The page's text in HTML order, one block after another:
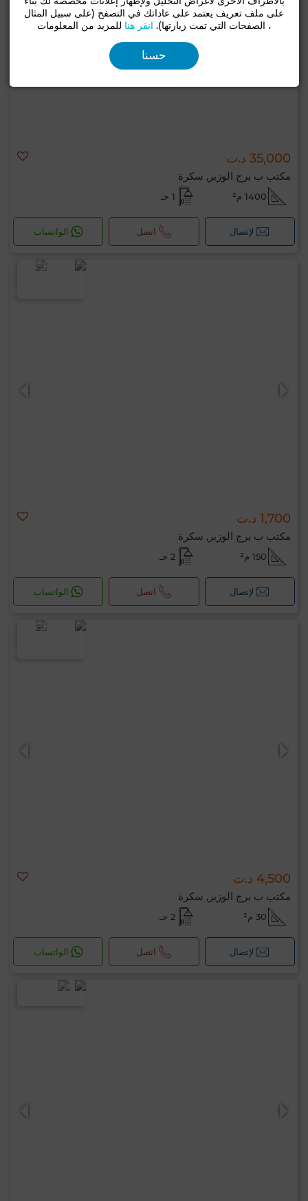
35,000 د.ت
مكتب ب برج الوزير, سكرة
1400 م² 1 حـ
لإتصال اتصل الواتساب
1,700 د.ت
مكتب ب برج الوزير, سكرة
150 م² 2 حـ
لإتصال اتصل الواتساب
4,500 د.ت
مكتب ب برج الوزير, سكرة
30 م² 2 حـ
لإتصال اتصل الواتساب
على ملف تعريف يعتمد على عاداتك في التصفح (على سبيل المثال
، الصفحات التي تمت زيارتها). انقر هنا للمزيد من المعلومات
حسنا